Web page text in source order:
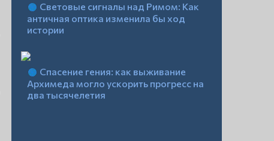
Световые сигналы над Римом: Как
античная оптика изменила бы ход
истории
Спасение гения: как выживание
Архимеда могло ускорить прогресс на
два тысячелетия